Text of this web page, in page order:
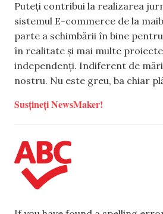
Puteți contribui la realizarea
sistemul E-commerce de la
parte a schimbării în bine
în realitate și mai multe
independenți. Indiferent de
nostru. Nu este greu, ba chiar
Susțineți NewsMaker!